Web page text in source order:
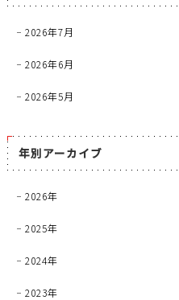
2026年7月
2026年6月
2026年5月
年別アーカイブ
2026年
2025年
2024年
2023年